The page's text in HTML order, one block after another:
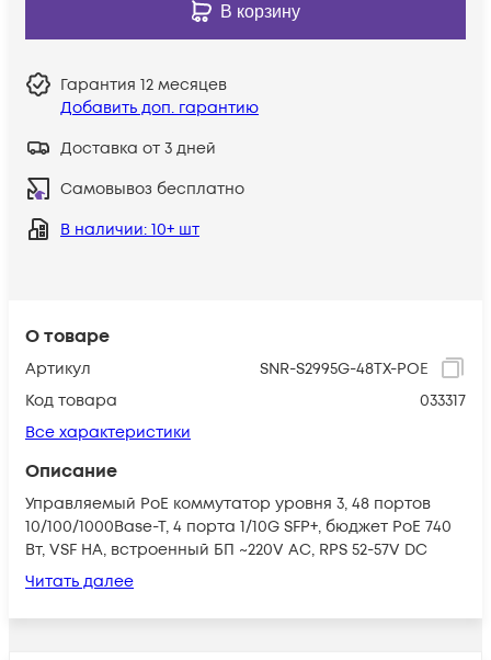
О товаре
Артикул
SNR-S2995G-48TX-POE
Код товара
033317
Все характеристики
Описание
Управляемый PoE коммутатор уровня 3, 48 портов
10/100/1000Base-T, 4 порта 1/10G SFP+, бюджет PoE 740
Вт, VSF HA, встроенный БП ~220V AC, RPS 52-57V DC
Читать далее
В корзину
Гарантия 12 месяцев
Добавить доп. гарантию
Доставка от 3 дней
Самовывоз бесплатно
В наличии: 10+ шт